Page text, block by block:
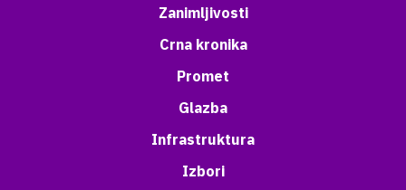
Zanimljivosti
Crna kronika
Promet
Glazba
Infrastruktura
Izbori